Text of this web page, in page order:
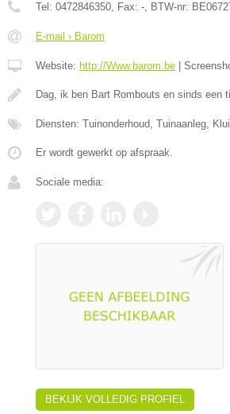
Tel: 0472846350, Fax: -, BTW-nr:
E-mail › Barom
Website: http://Www.barom.be
Dag, ik ben Bart Rombouts en sinds een
Diensten: Tuinonderhoud, Tuinaanleg,
Er wordt gewerkt op afspraak.
Sociale media:
BEKIJK VOLLEDIG PROFIEL